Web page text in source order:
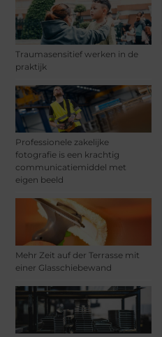
Traumasensitief werken in de
praktijk
Professionele zakelijke
fotografie is een krachtig
communicatiemiddel met
eigen beeld
Mehr Zeit auf der Terrasse mit
einer Glasschiebewand